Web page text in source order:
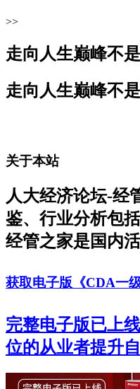
>>
走向人生巅峰不
走向人生巅峰不
关于本站
人大经济论坛-经
鉴、行业分析包
经管之家是国内
获取电子版《CDA一级
完整电子版已上
位的从业者提升自